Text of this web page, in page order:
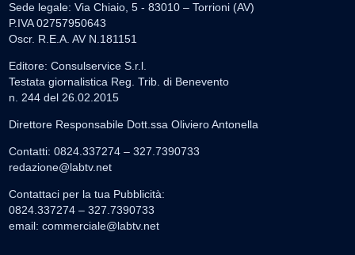
Sede legale: Via Chiaio, 5 - 83010 – Torrioni (AV)
P.IVA 02757950643
Oscr. R.E.A. AV N.181151
Editore: Consulservice S.r.l.
Testata giornalistica Reg. Trib. di Benevento
n. 244 del 26.02.2015
Direttore Responsabile Dott.ssa Oliviero Antonella
Contatti: 0824.337274 – 327.7390733
redazione@labtv.net
Contattaci per la tua Pubblicità:
0824.337274 – 327.7390733
email: commerciale@labtv.net